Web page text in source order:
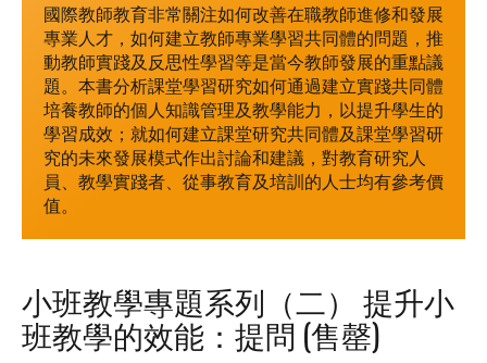
國際教師教育非常關注如何改善在職教師進修和發展
專業人才，如何建立教師專業學習共同體的問題，推
動教師實踐及反思性學習等是當今教師發展的重點議
題。本書分析課堂學習研究如何通過建立實踐共同體
培養教師的個人知識管理及教學能力，以提升學生的
學習成效；就如何建立課堂研究共同體及課堂學習研
究的未來發展模式作出討論和建議，對教育研究人
員、教學實踐者、從事教育及培訓的人士均有參考價
值。
小班教學專題系列（二） 提升小
班教學的效能：提問 (售罄)